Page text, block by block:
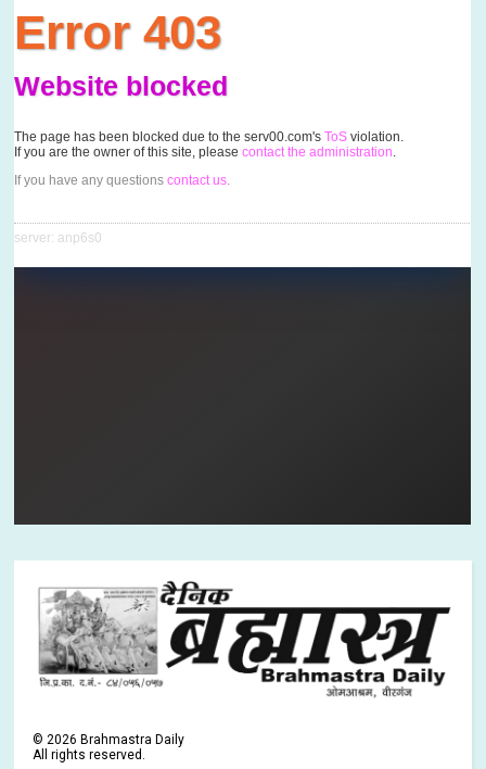
©2026 Brahmastra Daily
All rights reserved.